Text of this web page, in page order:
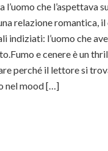
l’uomo che l’aspettava
relazione romantica, il
indiziati: l’uomo che
e cenere è un
perché il lettore si
nel mood […]